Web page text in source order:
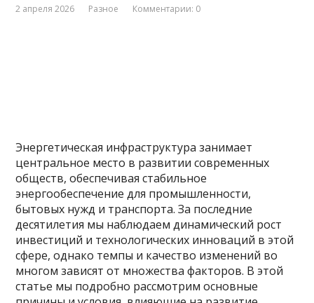
2 апреля 2026 Разное Комментарии: 0
Энергетическая инфраструктура занимает
центральное место в развитии современных
обществ, обеспечивая стабильное
энергообеспечение для промышленности,
бытовых нужд и транспорта. За последние
десятилетия мы наблюдаем динамический рост
инвестиций и технологических инноваций в этой
сфере, однако темпы и качество изменений во
многом зависят от множества факторов. В этой
статье мы подробно рассмотрим основные